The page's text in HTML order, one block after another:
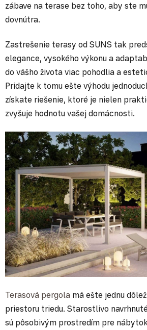
zábave na terase bez toho, aby ste
dovnútra.
Zastrešenie terasy od SUNS tak
elegance, vysokého výkonu a
do vášho života viac pohodlia a
Pridajte k tomu ešte výhodu
získate riešenie, ktoré je nielen
zvyšuje hodnotu vašej domácnosti.
Terasová pergola má ešte jednu
priestoru triedu. Starostlivo
sú pôsobivým prostredím pre